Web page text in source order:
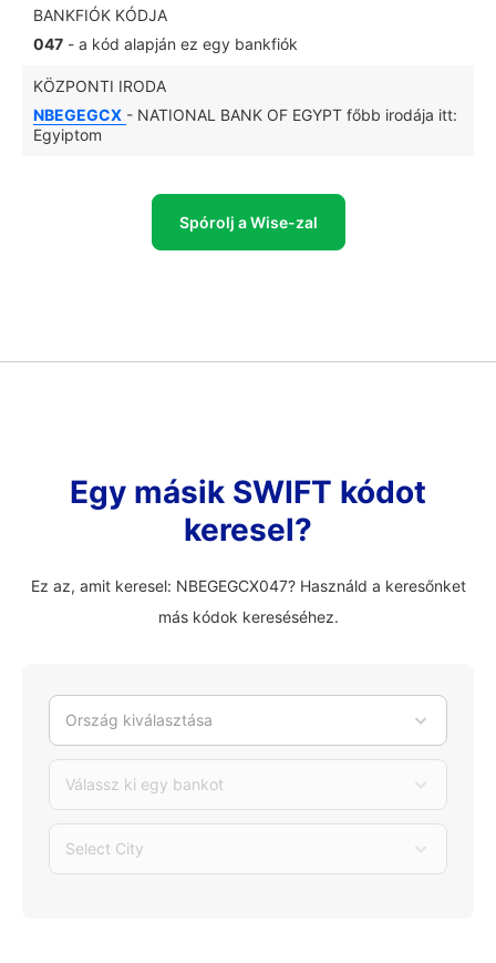
BANKFIÓK KÓDJA
047 - a kód alapján ez egy bankfiók
KÖZPONTI IRODA
NBEGEGCX - NATIONAL BANK OF EGYPT főbb irodája itt:
Egyiptom
Spórolj a Wise-zal
Egy másik SWIFT kódot
keresel?
Ez az, amit keresel: NBEGEGCX047? Használd a keresőnket
más kódok kereséséhez.
Ország kiválasztása
Válassz ki egy bankot
Select City